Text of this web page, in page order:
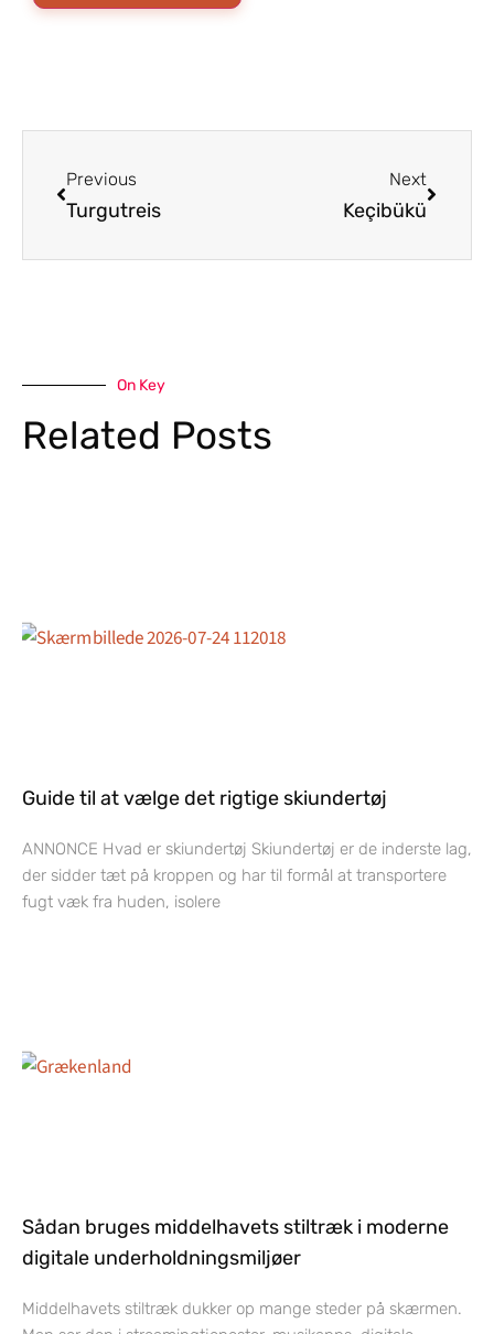
Previous
Turgutreis
Next
Keçibükü
On Key
Related Posts
Guide til at vælge det rigtige skiundertøj
ANNONCE Hvad er skiundertøj Skiundertøj er de inderste lag,
der sidder tæt på kroppen og har til formål at transportere
fugt væk fra huden, isolere
Sådan bruges middelhavets stiltræk i moderne
digitale underholdningsmiljøer
Middelhavets stiltræk dukker op mange steder på skærmen.